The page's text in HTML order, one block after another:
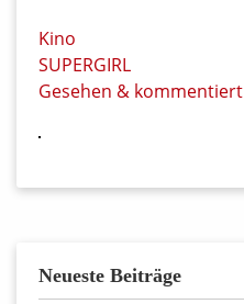
Kino
SUPERGIRL
Gesehen & kommentiert
Neueste Beiträge